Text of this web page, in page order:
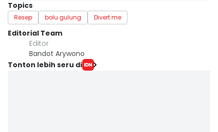
Topics
Resep bolu gulung Divert me
Editorial Team
Editor
Bandot Arywono
Tonton lebih seru di